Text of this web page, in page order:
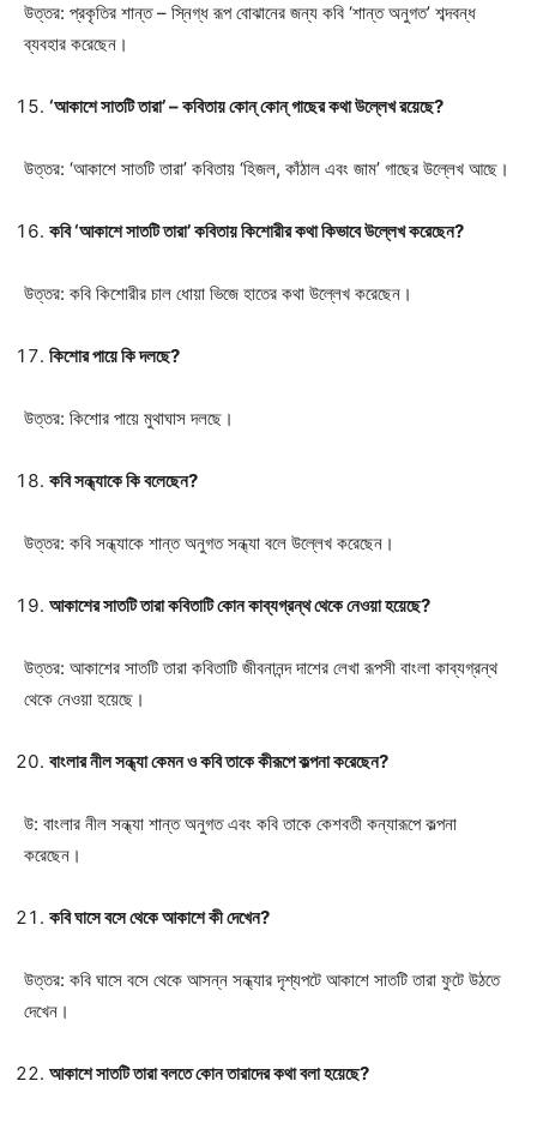
উত্তর: প্রকৃতির শান্ত – স্নিগ্ধ রূপ বোঝানের জন্য কবি ‘শান্ত অনুগত’ শব্দবন্ধ
ব্যবহার করেছেন।
‘আকাশে সাতটি তারা’ – কবিতায় কোন্‌ কোন্‌ গাছের কথা উল্লেখ রয়েছে?
উত্তর: ‘আকাশে সাতটি তারা’ কবিতায় ‘হিজল, কাঁঠাল এবং জাম’ গাছের উল্লেখ আছে।
কবি ‘আকাশে সাতটি তারা’ কবিতায় কিশোরীর কথা কিভাবে উল্লেখ করেছেন?
উত্তর: কবি কিশোরীর চাল ধোয়া ভিজে হাতের কথা উল্লেখ করেছেন।
কিশোর পায়ে কি দলছে?
উত্তর: কিশোর পায়ে মুথাঘাস দলছে।
কবি সন্ধ্যাকে কি বলেছেন?
উত্তর: কবি সন্ধ্যাকে শান্ত অনুগত সন্ধ্যা বলে উল্লেখ করেছেন।
আকাশের সাতটি তারা কবিতাটি কোন কাব্যগ্রন্থ থেকে নেওয়া হয়েছে?
উত্তর: আকাশের সাতটি তারা কবিতাটি জীবনানন্দ দাশের লেখা রূপসী বাংলা কাব্যগ্রন্থ
থেকে নেওয়া হয়েছে।
বাংলার নীল সন্ধ্যা কেমন ও কবি তাকে কীরূপে কল্পনা করেছেন?
উ: বাংলার নীল সন্ধ্যা শান্ত অনুগত এবং কবি তাকে কেশবতী কন্যারূপে কল্পনা
করেছেন।
কবি ঘাসে বসে থেকে আকাশে কী দেখেন?
উত্তর: কবি ঘাসে বসে থেকে আসন্ন সন্ধ্যার দৃশ্যপটে আকাশে সাতটি তারা ফুটে উঠতে
দেখেন।
আকাশে সাতটি তারা বলতে কোন তারাদের কথা বলা হয়েছে?